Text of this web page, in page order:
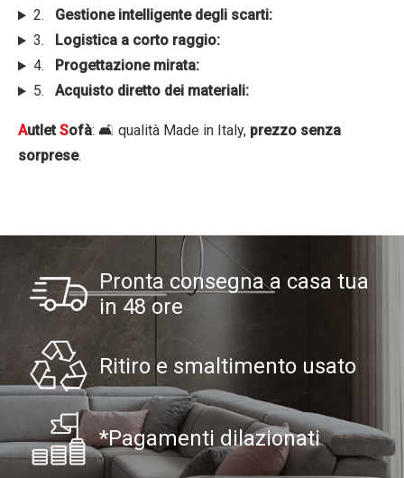
2.
Gestione intelligente degli scarti:
3.
Logistica a corto raggio:
4.
Progettazione mirata:
5.
Acquisto diretto dei materiali:
AutletSofà: 🛋️ qualità Made in Italy, prezzo senza
sorprese.
Pronta consegna a casa tua
in 48 ore
Ritiro e smaltimento usato
*Pagamenti dilazionati